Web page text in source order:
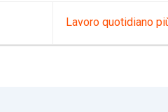
Lavoro quotidiano